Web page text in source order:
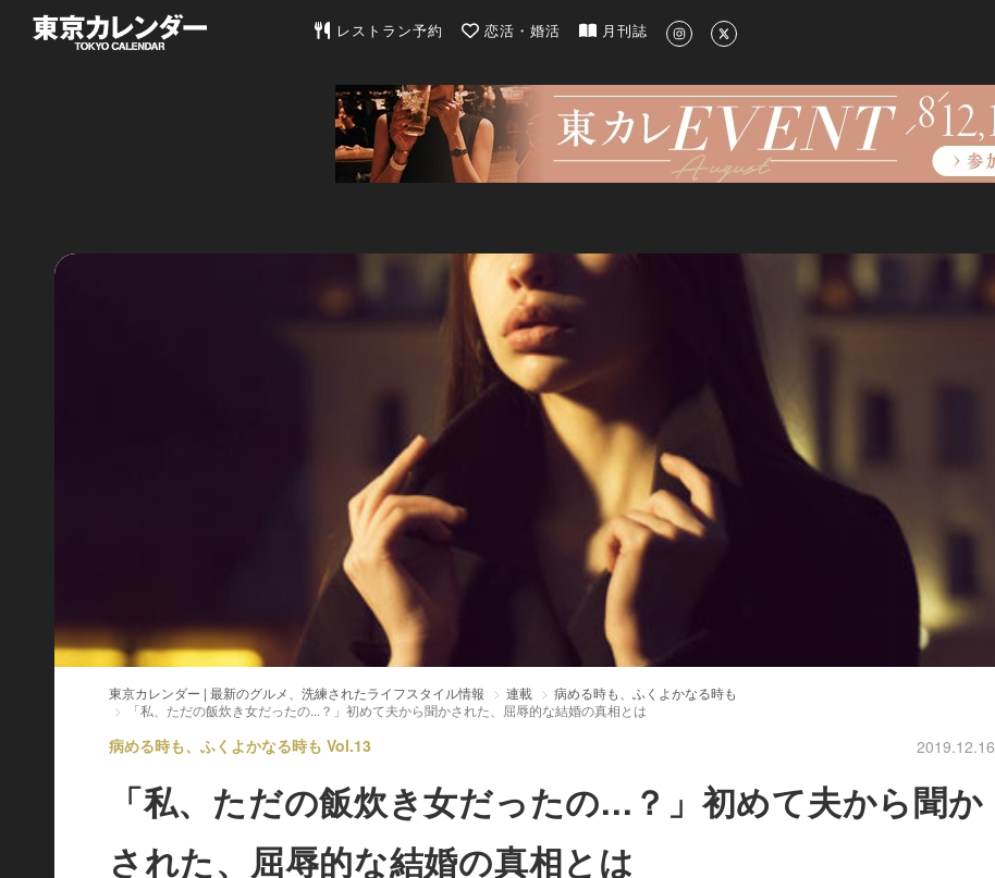
東京カレンダー | 最新のグルメ、洗練されたライフスタイル情報
レストラン予約 恋活・婚活 月刊誌
東京カレンダー | 最新のグルメ、洗練されたライフスタイル情報 連載
病める時も、ふくよかなる時も
「私、ただの飯炊き女だったの...？」初めて夫から聞かされた、屈辱的な結婚の真相とは
病める時も、ふくよかなる時も Vol.13 2019.12.16
「私、ただの飯炊き女だったの...？」初めて夫から聞か
された、屈辱的な結婚の真相とは